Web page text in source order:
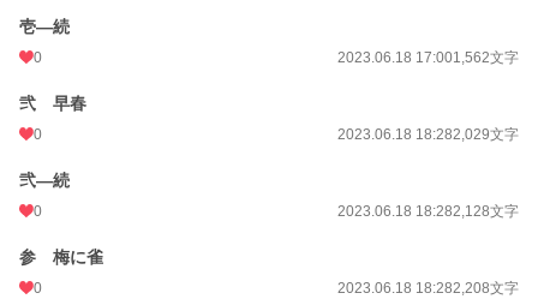
壱―続
0 2023.06.18 17:001,562文字
弐 早春
0 2023.06.18 18:282,029文字
弐―続
0 2023.06.18 18:282,128文字
参 梅に雀
0 2023.06.18 18:282,208文字